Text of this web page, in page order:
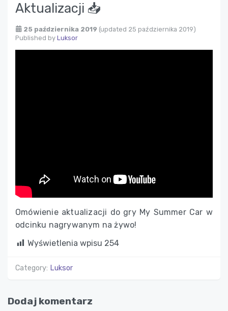
Aktualizacji 📥
25 października 2019 (updated 25 października 2019)
Published by Luksor
Omówienie aktualizacji do gry My Summer Car w
odcinku nagrywanym na żywo!
Wyświetlenia wpisu 254
Category: Luksor
Dodaj komentarz